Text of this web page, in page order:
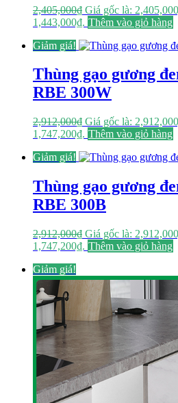
2,405,000₫ Giá gốc là:
1,443,000₫. Thêm vào giỏ hàng
Giảm giá!
Thùng gạo gương
RBE 300W
2,912,000₫ Giá gốc là:
1,747,200₫. Thêm vào giỏ hàng
Giảm giá!
Thùng gạo gương
RBE 300B
2,912,000₫ Giá gốc là:
1,747,200₫. Thêm vào giỏ hàng
Giảm giá!